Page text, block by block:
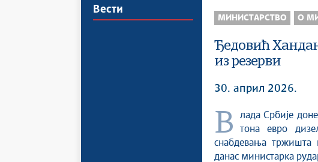
Вести
МИНИСТАРСТВО О
Ђедовић
из резерви
30. април 2026.
Влада Србије донела је одлуку да пусти на тржиште додатних 30.000
тона евро
снабдевања тржишта
данас министарка